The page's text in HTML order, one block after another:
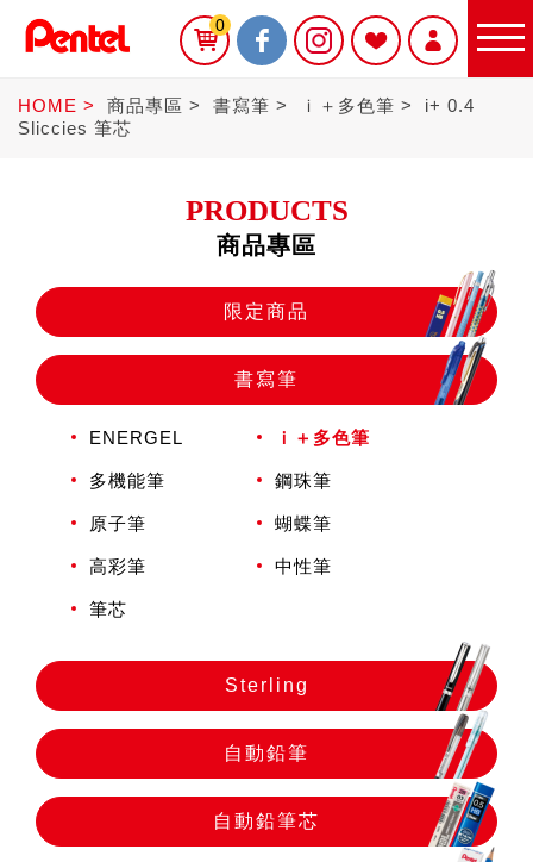
限定商品
書寫筆
木頭鉛筆
水性筆
0
HOME 商品專區 書寫筆 ｉ＋多色筆
i+ 0.4
Sliccies 筆芯
PRODUCTS
商品專區
限定商品
書寫筆
ENERGEL ｉ＋多色筆
多機能筆 鋼珠筆
原子筆 蝴蝶筆
高彩筆 中性筆
筆芯
Sterling
自動鉛筆
自動鉛筆芯